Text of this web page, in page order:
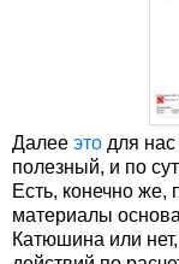
Далее это для нас
полезный, и по
Есть, конечно
материалы
Катюшина или